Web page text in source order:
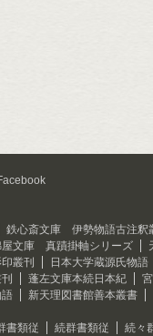
鉄心斎文庫 伊勢物語古注釈
屋文庫 真蹟掛軸シリーズ
叢刊
日本大学蔵源氏物語
蓬左文庫本続日本紀
語
新天理図書館善本叢書
書類従 続群書類従
続々